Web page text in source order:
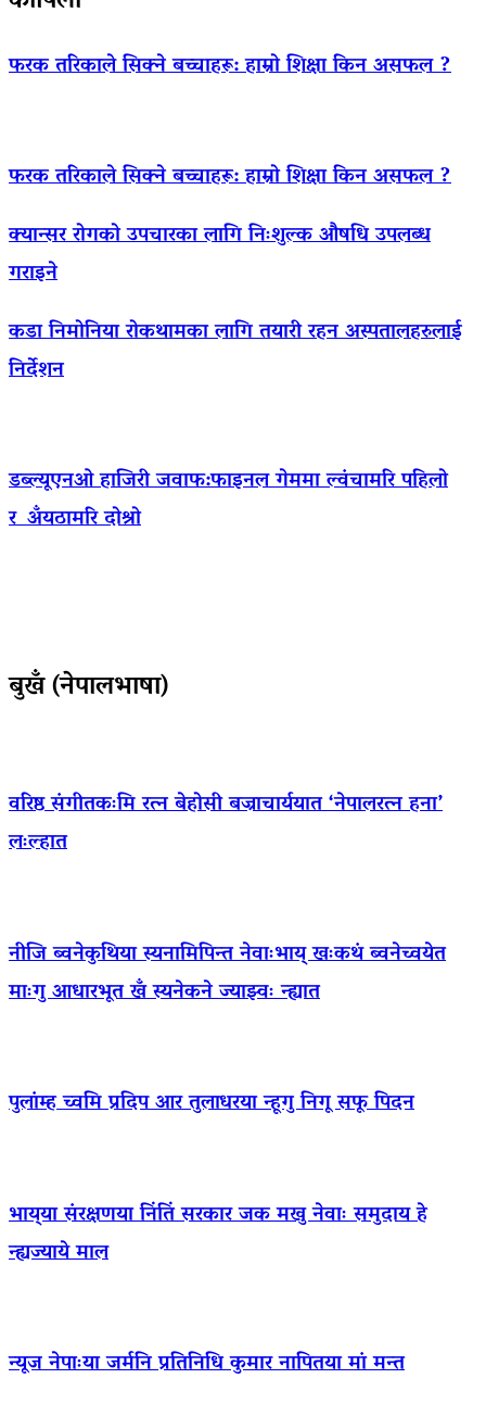
फरक तरिकाले सिक्ने बच्चाहरू: हाम्रो शिक्षा किन असफल ?
फरक तरिकाले सिक्ने बच्चाहरू: हाम्रो शिक्षा किन असफल ?
क्यान्सर रोगको उपचारका लागि निःशुल्क औषधि उपलब्ध
गराइने
कडा निमोनिया रोकथामका लागि तयारी रहन अस्पतालहरुलाई
निर्देशन
डब्ल्यूएनओ हाजिरी जवाफ:फाइनल गेममा ल्वंचामरि पहिलो
र अँयठामरि दोश्रो
बुखँ (नेपालभाषा)
वरिष्ठ संगीतकःमि रत्न बेहोसी बज्राचार्ययात ‘नेपालरत्न हना’
लःल्हात
नीजि ब्वनेकुथिया स्यनामिपिन्त नेवाःभाय् खःकथं ब्वनेच्वयेत
माःगु आधारभूत खँ स्यनेकने ज्याझ्वः न्ह्यात
पुलांम्ह च्वमि प्रदिप आर तुलाधरया न्हूगु निगू सफू पिदन
भाय्‌या संरक्षणया निंतिं सरकार जक मखु नेवाः समुदाय हे
न्ह्यज्याये माल
न्यूज नेपाःया जर्मनि प्रतिनिधि कुमार नापितया मां मन्त